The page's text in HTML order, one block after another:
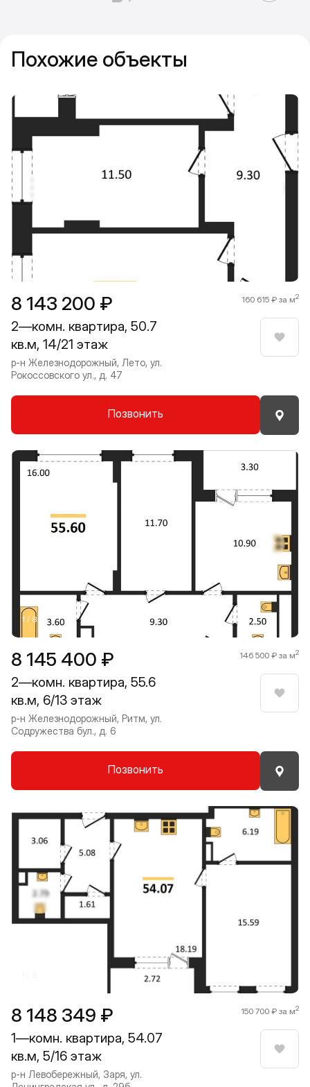
Похожие объекты
8 143 200 ₽ 160 615 ₽ за м2
2—комн. квартира, 50.7
кв.м, 14/21 этаж
р-н Железнодорожный, Лето, ул.
Рокоссовского ул., д. 47
Позвонить
1 / 7
8 145 400 ₽ 146 500 ₽ за м2
2—комн. квартира, 55.6
кв.м, 6/13 этаж
р-н Железнодорожный, Ритм, ул.
Содружества бул., д. 6
Позвонить
1 / 8
8 148 349 ₽ 150 700 ₽ за м2
1—комн. квартира, 54.07
кв.м, 5/16 этаж
р-н Левобережный, Заря, ул.
Прокрутить влево